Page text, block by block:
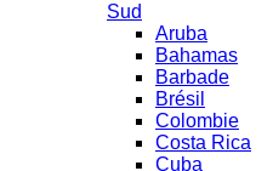
Sud
Aruba
Bahamas
Barbade
Brésil
Colombie
Costa Rica
Cuba